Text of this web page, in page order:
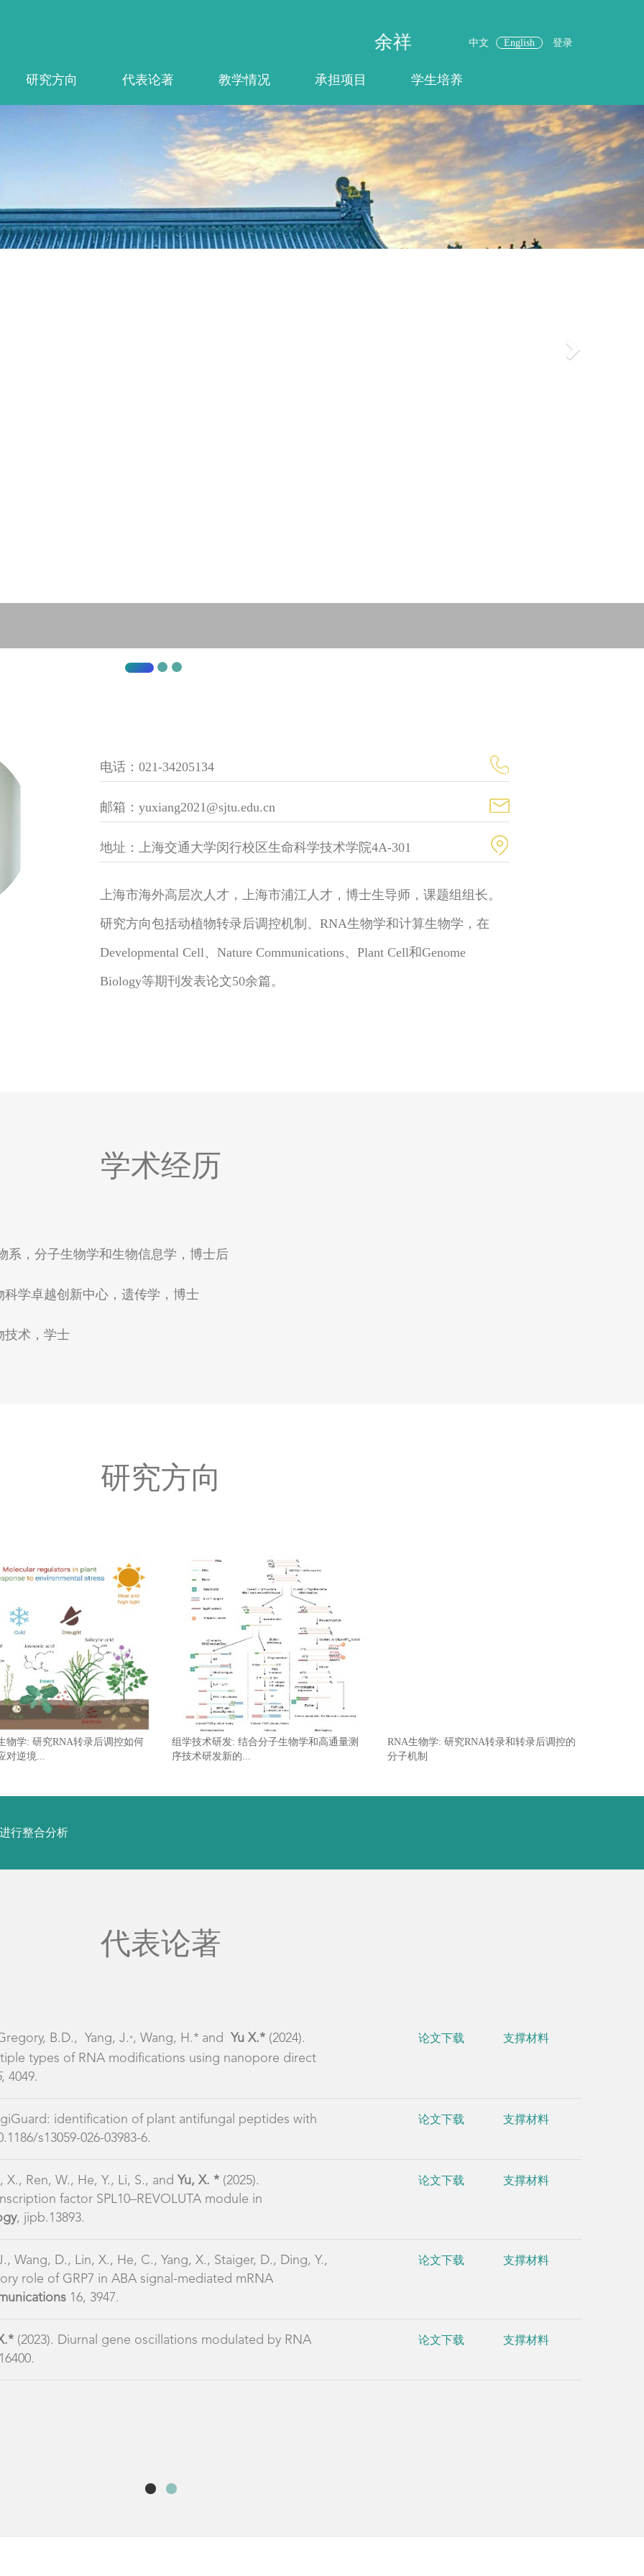
中文 English 登录
余祥
研究方向 代表论著 教学情况 承担项目 学生培养
电话：021-34205134
邮箱：yuxiang2021@sjtu.edu.cn
地址：上海交通大学闵行校区生命科学技术学院4A-301
上海市海外高层次人才，上海市浦江人才，博士生导师，课题组组长。
研究方向包括动植物转录后调控机制、RNA生物学和计算生物学，在
Developmental Cell、Nature Communications、Plant Cell和Genome
Biology等期刊发表论文50余篇。
学术经历
系，分子生物学和生物信息学，博士后
科学卓越创新中心，遗传学，博士
技术，学士
研究方向
物学: 研究RNA转录后调控如何
对逆境...
组学技术研发: 结合分子生物学和高通量测
序技术研发新的...
RNA生物学: 研究RNA转录和转录后调控的
分子机制
行整合分析
代表论著
B.D., Yang, J.*, Wang, H.* and Yu X.* (2024).
types of RNA modifications using nanopore direct
, 4049.
论文下载 支撑材料
identification of plant antifungal peptides with
s13059-026-03983-6.
论文下载 支撑材料
X., Ren, W., He, Y., Li, S., and Yu, X. * (2025).
factor SPL10–REVOLUTA module in
, jipb.13893.
论文下载 支撑材料
Wang, D., Lin, X., He, C., Yang, X., Staiger, D., Ding, Y.,
role of GRP7 in ABA signal-mediated mRNA
16, 3947.
论文下载 支撑材料
(2023). Diurnal gene oscillations modulated by RNA
论文下载 支撑材料